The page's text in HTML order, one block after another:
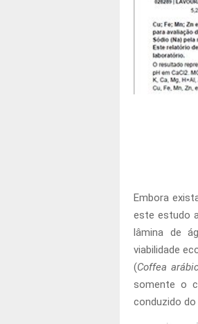
Embora
este estudo
lâmina de
viabilidade
(Coffea
somente o
conduzido